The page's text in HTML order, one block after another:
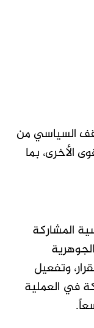
السياسي من
الأخرى، بما
المشاركة
وتفعيل
في العملية